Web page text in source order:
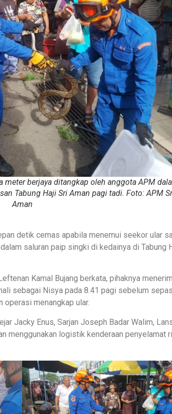
meter berjaya ditangkap oleh anggota APM
Tabung Haji Sri Aman pagi tadi. Foto: APM
Aman
detik cemas apabila menemui seekor ular
saluran paip singki di kedainya di Tabung
Kamal Bujang berkata, pihaknya
sebagai Nisya pada 8.41 pagi sebelum
operasi menangkap ular.
Jacky Enus, Sarjan Joseph Badar Walim,
menggunakan logistik kenderaan penyelamat